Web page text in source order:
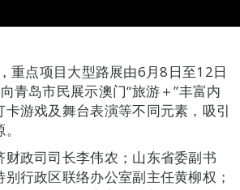
重点项目大型路展由6月8日至12日
青岛市民展示澳门“旅游＋”丰富内
游戏及舞台表演等不同元素，吸引
政司司长李伟农；山东省委副书
行政区联络办公室副主任黄柳权；